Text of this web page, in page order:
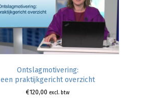
Ontslagmotivering:
een praktijkgericht overzicht
€120,00 excl. btw